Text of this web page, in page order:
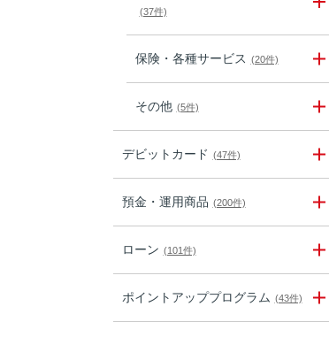
(37件)
保険・各種サービス (20件)
その他 (5件)
デビットカード (47件)
預金・運用商品 (200件)
ローン (101件)
ポイントアッププログラム (43件)